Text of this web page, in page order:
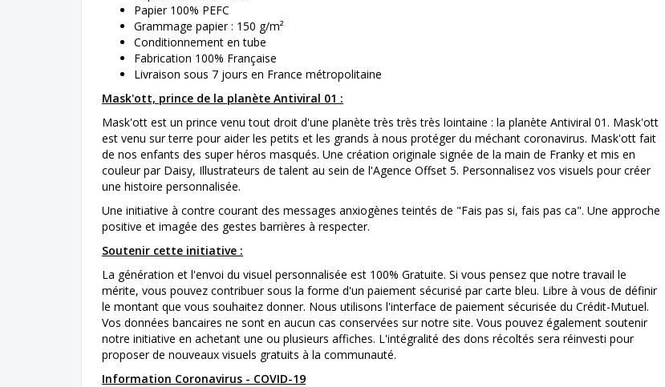
Papier 100% PEFC
Grammage papier : 150 g/m²
Conditionnement en tube
Fabrication 100% Française
Livraison sous 7 jours en France métropolitaine
Mask'ott, prince de la planète Antiviral 01 :
Mask'ott est un prince venu tout droit d'une planète très très très lointaine : la planète Antiviral 01. Mask'ott
est venu sur terre pour aider les petits et les grands à nous protéger du méchant coronavirus. Mask'ott fait
de nos enfants des super héros masqués. Une création originale signée de la main de Franky et mis en
couleur par Daisy, Illustrateurs de talent au sein de l'Agence Offset 5. Personnalisez vos visuels pour créer
une histoire personnalisée.
Une initiative à contre courant des messages anxiogènes teintés de "Fais pas si, fais pas ca". Une approche
positive et imagée des gestes barrières à respecter.
Soutenir cette initiative :
La génération et l'envoi du visuel personnalisée est 100% Gratuite. Si vous pensez que notre travail le
mérite, vous pouvez contribuer sous la forme d'un paiement sécurisé par carte bleu. Libre à vous de définir
le montant que vous souhaitez donner. Nous utilisons l'interface de paiement sécurisée du Crédit-Mutuel.
Vos données bancaires ne sont en aucun cas conservées sur notre site. Vous pouvez également soutenir
notre initiative en achetant une ou plusieurs affiches. L'intégralité des dons récoltés sera réinvesti pour
proposer de nouveaux visuels gratuits à la communauté.
Information Coronavirus - COVID-19